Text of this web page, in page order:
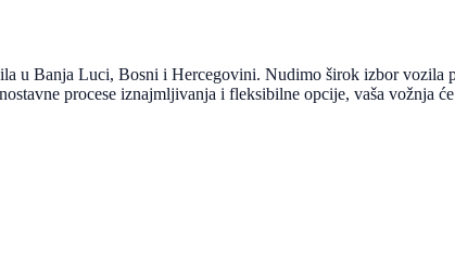
u Banja Luci, Bosni i Hercegovini. Nudimo širok izbor vozila
procese iznajmljivanja i fleksibilne opcije, vaša vožnja